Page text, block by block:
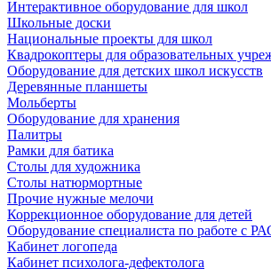
Интерактивное оборудование для школ
Школьные доски
Национальные проекты для школ
Квадрокоптеры для образовательных
Оборудование для детских школ искусств
Деревянные планшеты
Мольберты
Оборудование для хранения
Палитры
Рамки для батика
Столы для художника
Столы натюрмортные
Прочие нужные мелочи
Коррекционное оборудование для детей
Оборудование специалиста по работе с
Кабинет логопеда
Кабинет психолога-дефектолога